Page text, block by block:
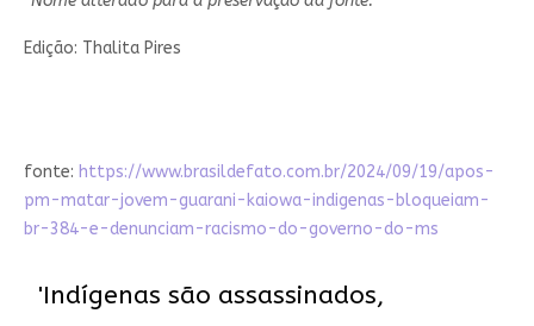
Edição: Thalita Pires
fonte: https://www.brasildefato.com.br/2024/09/19/apos-
pm-matar-jovem-guarani-kaiowa-indigenas-bloqueiam-
br-384-e-denunciam-racismo-do-governo-do-ms
'Indígenas são assassinados,